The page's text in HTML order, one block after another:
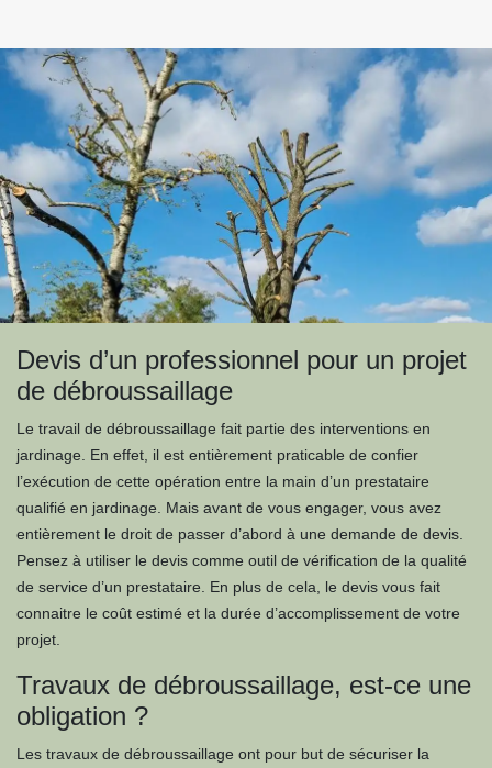
Devis d’un professionnel pour un projet
de débroussaillage
Le travail de débroussaillage fait partie des interventions en
jardinage. En effet, il est entièrement praticable de confier
l’exécution de cette opération entre la main d’un prestataire
qualifié en jardinage. Mais avant de vous engager, vous avez
entièrement le droit de passer d’abord à une demande de devis.
Pensez à utiliser le devis comme outil de vérification de la qualité
de service d’un prestataire. En plus de cela, le devis vous fait
connaitre le coût estimé et la durée d’accomplissement de votre
projet.
Travaux de débroussaillage, est-ce une
obligation ?
Les travaux de débroussaillage ont pour but de sécuriser la